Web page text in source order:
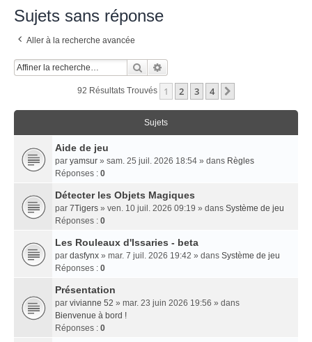
Sujets sans réponse
Aller à la recherche avancée
Rechercher
92 Résultats Trouvés 1 2 3 4
Sujets
Aide de jeu
par yamsur » sam. 25 juil. 2026 18:54 » dans Règles
Réponses : 0
Détecter les Objets Magiques
par 7Tigers » ven. 10 juil. 2026 09:19 » dans Système de jeu
Réponses : 0
Les Rouleaux d'Issaries - beta
par dasfynx » mar. 7 juil. 2026 19:42 » dans Système de jeu
Réponses : 0
Présentation
par vivianne 52 » mar. 23 juin 2026 19:56 » dans
Bienvenue à bord !
Réponses : 0